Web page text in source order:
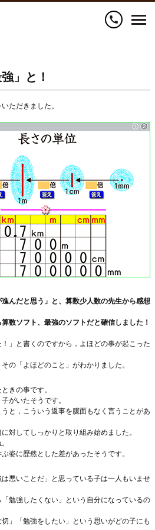
call
」と！
ただきました。
んだと思う」と、算数少人数の先生から感想
数ソフト、最強のソフトだと確信しました！
！」と書くのですから，よほどの事が起こった
の「よほどのこと」がわかりました。
きの事です。
がいたそうです。
と，こういう返事を臆面もなく言うことがあ
対してしっかりと取り組み始めました。
姿に歴然とした差があったそうです。
は悪いことだ」と思っている子は一人もいませ
勉強したくない」という自分になっているの
」「勉強をしたい」という思いがどの子にも